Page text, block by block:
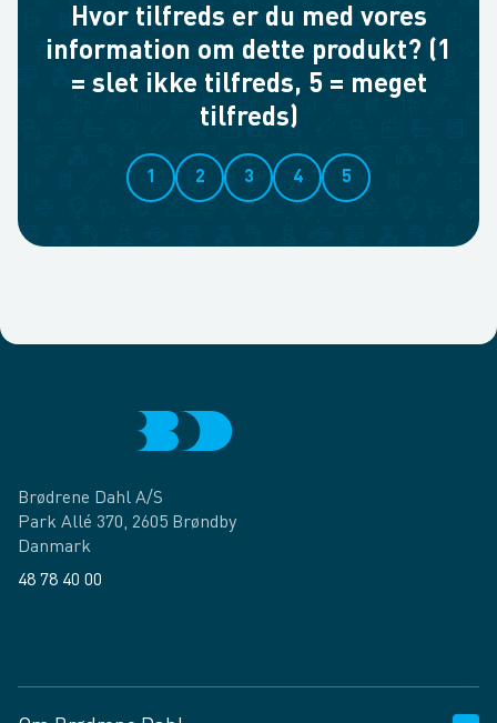
Hvor tilfreds er du med vores
information om dette produkt? (1
= slet ikke tilfreds, 5 = meget
tilfreds)
1 2 3 4 5
Brødrene Dahl A/S
Park Allé 370, 2605 Brøndby
Danmark
48 78 40 00